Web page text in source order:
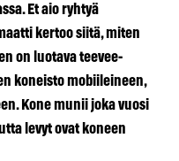
Et aio ryhtyä
kertoo siitä, miten
on luotava teevee-
koneisto mobiileineen,
Kone munii joka vuosi
levyt ovat koneen